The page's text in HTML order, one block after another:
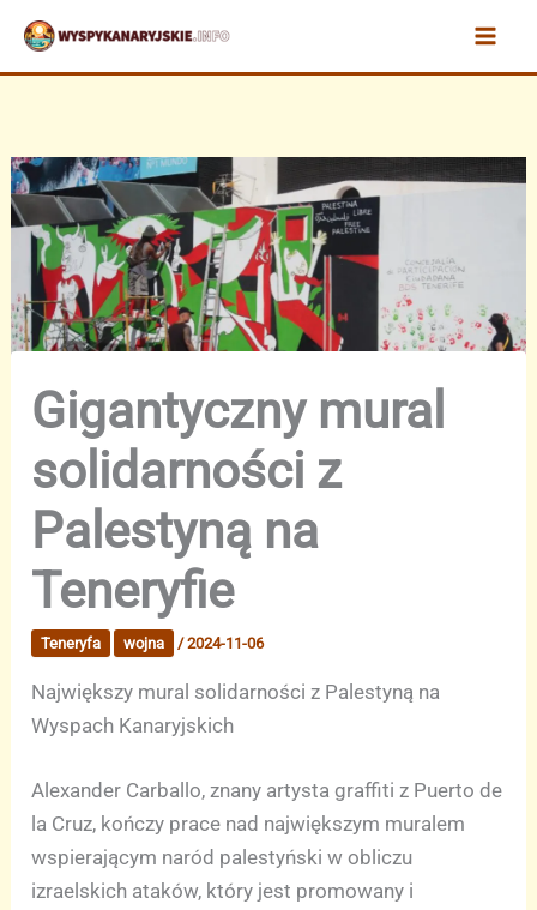
Przejdź
treści
Gigantyczny mural
solidarności z
Palestyną na
Teneryfie
Teneryfa wojna /2024-11-06
Największy mural solidarności z Palestyną na
Wyspach Kanaryjskich
Alexander Carballo, znany artysta graffiti z Puerto de
la Cruz, kończy prace nad największym muralem
wspierającym naród palestyński w obliczu
izraelskich ataków, który jest promowany i